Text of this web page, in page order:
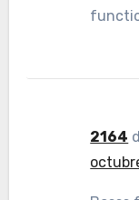
2164